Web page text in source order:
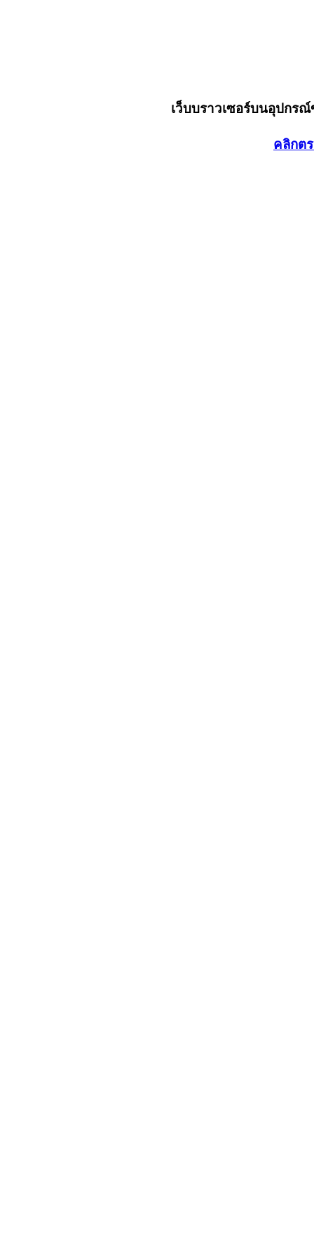
เว็บบราวเซอร์บนอุปกร
คลิกต